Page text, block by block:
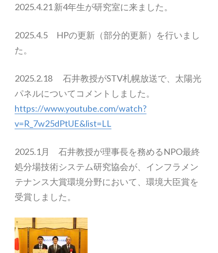
2025.4.21 新4年生が研究室に来ました。
2025.4.5 HPの更新（部分的更新）を行いまし
た。
2025.2.18 石井教授がSTV札幌放送で、太陽光
パネルについてコメントしました。
https://www.youtube.com/watch?
v=R_7w25dPtUE&list=LL
2025.1月 石井教授が理事長を務めるNPO最終
処分場技術システム研究協会が、インフラメン
テナンス大賞環境分野において、環境大臣賞を
受賞しました。